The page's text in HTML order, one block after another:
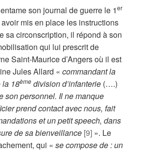
son journal de guerre le 1er
mis en place les instructions
sa circonscription, il répond à son
qui lui prescrit de
Saint-Maurice d’Angers où il est
Jules Allard «commandant la
la 18ème division d’infanterie (….)
son personnel. Il ne manque
prend contact avec nous, fait
et un petit speech, dans
de sa bienveillance [9] ». Le
qui «se compose de : un